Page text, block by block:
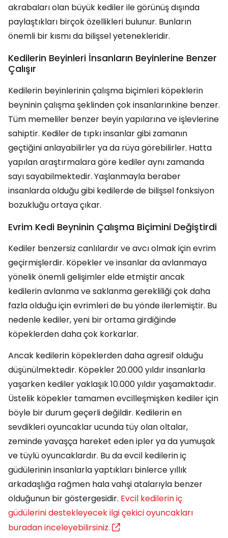
akrabaları olan büyük kediler ile görünüş dışında
paylaştıkları birçok özellikleri bulunur. Bunların
önemli bir kısmı da bilişsel yetenekleridir.
Kedilerin Beyinleri İnsanların Beyinlerine Benzer
Çalışır
Kedilerin beyinlerinin çalışma biçimleri köpeklerin
beyninin çalışma şeklinden çok insanlarınkine benzer.
Tüm memeliler benzer beyin yapılarına ve işlevlerine
sahiptir. Kediler de tıpkı insanlar gibi zamanın
geçtiğini anlayabilirler ya da rüya görebilirler. Hatta
yapılan araştırmalara göre kediler aynı zamanda
sayı sayabilmektedir. Yaşlanmayla beraber
insanlarda olduğu gibi kedilerde de bilişsel fonksiyon
bozukluğu ortaya çıkar.
Evrim Kedi Beyninin Çalışma Biçimini Değiştirdi
Kediler benzersiz canlılardır ve avcı olmak için evrim
geçirmişlerdir. Köpekler ve insanlar da avlanmaya
yönelik önemli gelişimler elde etmiştir ancak
kedilerin avlanma ve saklanma gerekliliği çok daha
fazla olduğu için evrimleri de bu yönde ilerlemiştir. Bu
nedenle kediler, yeni bir ortama girdiğinde
köpeklerden daha çok korkarlar.
Ancak kedilerin köpeklerden daha agresif olduğu
düşünülmektedir. Köpekler 20.000 yıldır insanlarla
yaşarken kediler yaklaşık 10.000 yıldır yaşamaktadır.
Üstelik köpekler tamamen evcilleşmişken kediler için
böyle bir durum geçerli değildir. Kedilerin en
sevdikleri oyuncaklar ucunda tüy olan oltalar,
zeminde yavaşça hareket eden ipler ya da yumuşak
ve tüylü oyuncaklardır. Bu da evcil kedilerin iç
güdülerinin insanlarla yaptıkları binlerce yıllık
arkadaşlığa rağmen hala vahşi atalarıyla benzer
olduğunun bir göstergesidir. Evcil kedilerin iç
güdülerini destekleyecek ilgi çekici oyuncakları
buradan inceleyebilirsiniz.